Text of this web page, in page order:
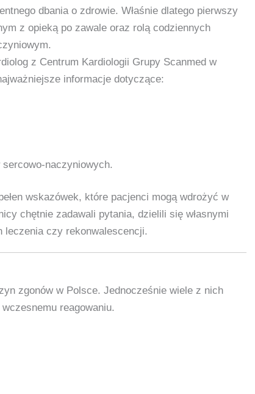
dbania o zdrowie. Właśnie dlatego pierwszy
z opieką po zawale oraz rolą codziennych
z Centrum Kardiologii Grupy Scanmed w
informacje dotyczące:
wskazówek, które pacjenci mogą wdrożyć w
chętnie zadawali pytania, dzielili się własnymi
czy rekonwalescencji.
zgonów w Polsce. Jednocześnie wiele z nich
reagowaniu.